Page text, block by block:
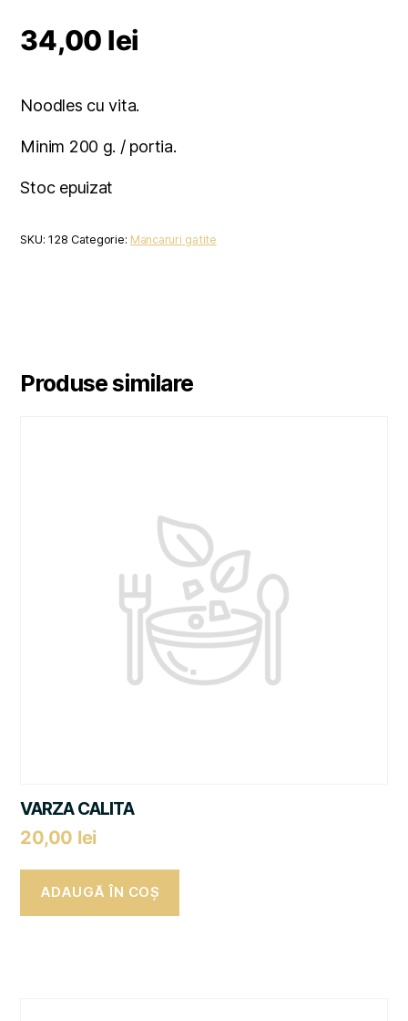
34,00 lei
Noodles cu vita.
Minim 200 g. / portia.
Stoc epuizat
SKU:128 Categorie: Mancaruri gatite
Produse similare
VARZA CALITA
20,00 lei
ADAUGĂ ÎN COȘ